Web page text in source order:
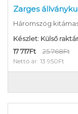
Zarges
Háromszög
Készlet: Külső
17 717Ft
25 768Ft
Nettó ár: 13 950Ft